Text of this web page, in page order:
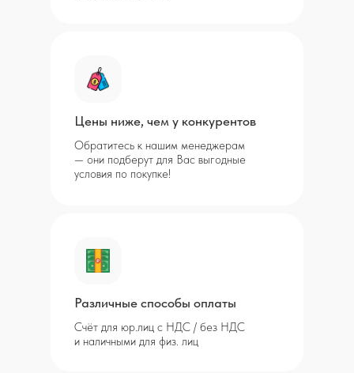
Цены ниже, чем у конкурентов
Обратитесь к нашим менеджерам
— они подберут для Вас выгодные
условия по покупке!
Различные способы оплаты
Счёт для юр.лиц с НДС / без НДС
и наличными для физ. лиц